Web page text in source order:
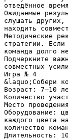
отведённое
Ожидаемые
слушать других,
находить
Методические
стратегии. Если
команда долго
Подчеркните
совместных
Игра № 4
&laquo;Собери
Возраст: 7–10
Количество
Место
Оборудование:
каждого цвета на
количество
Длительность: